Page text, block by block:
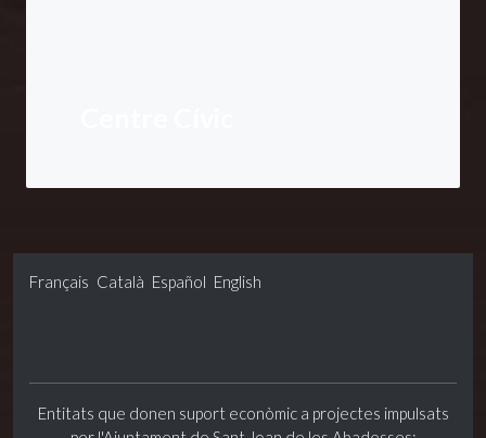
Français Català Español English
Entitats que donen suport econòmic a projectes impulsats